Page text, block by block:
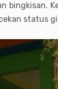
bingkisan.
status